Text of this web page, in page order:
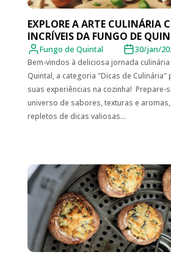
EXPLORE A ARTE CULINÁRIA
INCRÍVEIS DA FUNGO DE
Fungo de Quintal 30/jan/
Bem-vindos à deliciosa jornada
Quintal, a categoria "Dicas de
suas experiências na cozinha! Prepare-
universo de sabores, texturas e
repletos de dicas valiosas...